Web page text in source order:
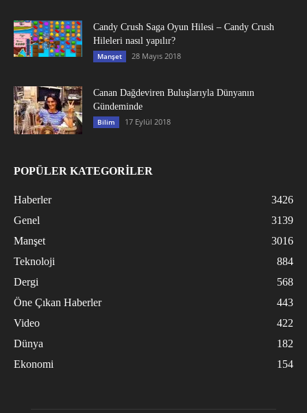
Candy Crush Saga Oyun Hilesi – Candy Crush
Hileleri nasıl yapılır?
Manşet 28 Mayıs 2018
Canan Dağdeviren Buluşlarıyla Dünyanın
Gündeminde
Bilim 17 Eylül 2018
POPÜLER KATEGORİLER
Haberler
3426
Genel
3139
Manşet
3016
Teknoloji
884
Dergi
568
Öne Çıkan Haberler
443
Video
422
Dünya
182
Ekonomi
154